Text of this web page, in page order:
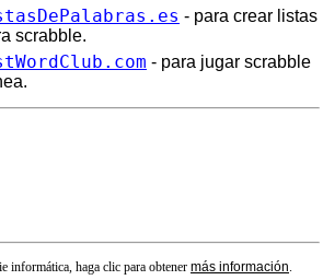
- para crear listas
scrabble.
- para jugar scrabble
informática, haga clic para obtener más información.